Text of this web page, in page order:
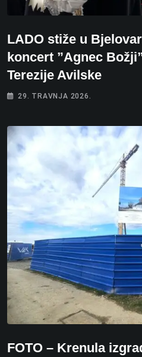
LADO stiže u
koncert ”Agnec
Terezije Avilske
29. TRAVNJA 2026.
FOTO – Krenula